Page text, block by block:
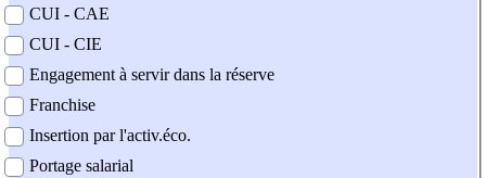
CUI - CAE
CUI - CIE
Engagement à servir dans la réserve
Franchise
Insertion par l'activ.éco.
Portage salarial